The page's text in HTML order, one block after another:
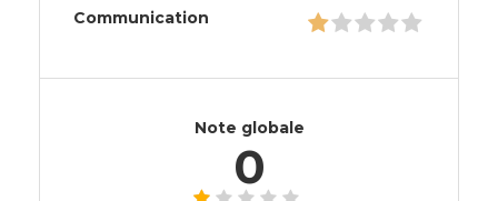
Communication
Note globale
0